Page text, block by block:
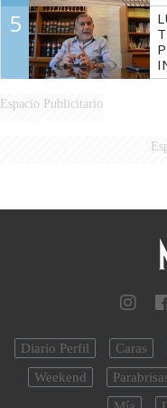
5
Espacio Publicitario
Diario Perfil Caras
Weekend